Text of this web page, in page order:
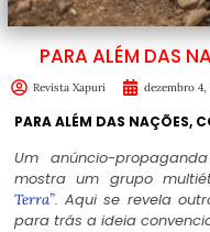
PARA ALÉM DAS
Revista Xapuri dezembro 4,
PARA ALÉM DAS NAÇÕES,
Um anúncio-
mostra um grupo
Terra”. Aqui se revela
para trás a ideia